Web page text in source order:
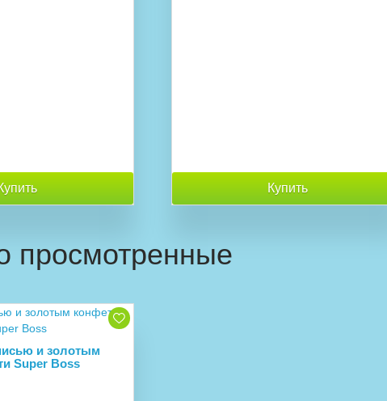
Купить
просмотренные
и золотым
Super Boss